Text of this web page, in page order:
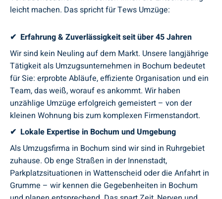
leicht machen. Das spricht für Tews Umzüge:
✔ Erfahrung & Zuverlässigkeit seit über 45 Jahren
Wir sind kein Neuling auf dem Markt. Unsere langjährige
Tätigkeit als Umzugsunternehmen in Bochum bedeutet
für Sie: erprobte Abläufe, effiziente Organisation und ein
Team, das weiß, worauf es ankommt. Wir haben
unzählige Umzüge erfolgreich gemeistert – von der
kleinen Wohnung bis zum komplexen Firmenstandort.
✔ Lokale Expertise in Bochum und Umgebung
Als Umzugsfirma in Bochum sind wir sind in Ruhrgebiet
zuhause. Ob enge Straßen in der Innenstadt,
Parkplatzsituationen in Wattenscheid oder die Anfahrt in
Grumme – wir kennen die Gegebenheiten in Bochum